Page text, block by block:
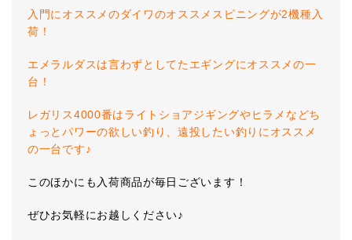
入門にオススメのダイワのオススメスピニングが2機種入
荷！
エメラルダスは言わずとしてたエギングにオススメの一
台！
レガリス4000番はライトショアジギングやヒラメなどち
ょっとパワーの欲しい釣り、遠投したい釣りにオススメ
の一台です♪
このほかにも入荷商品が毎日ございます！
ぜひお気軽にお越しください♪